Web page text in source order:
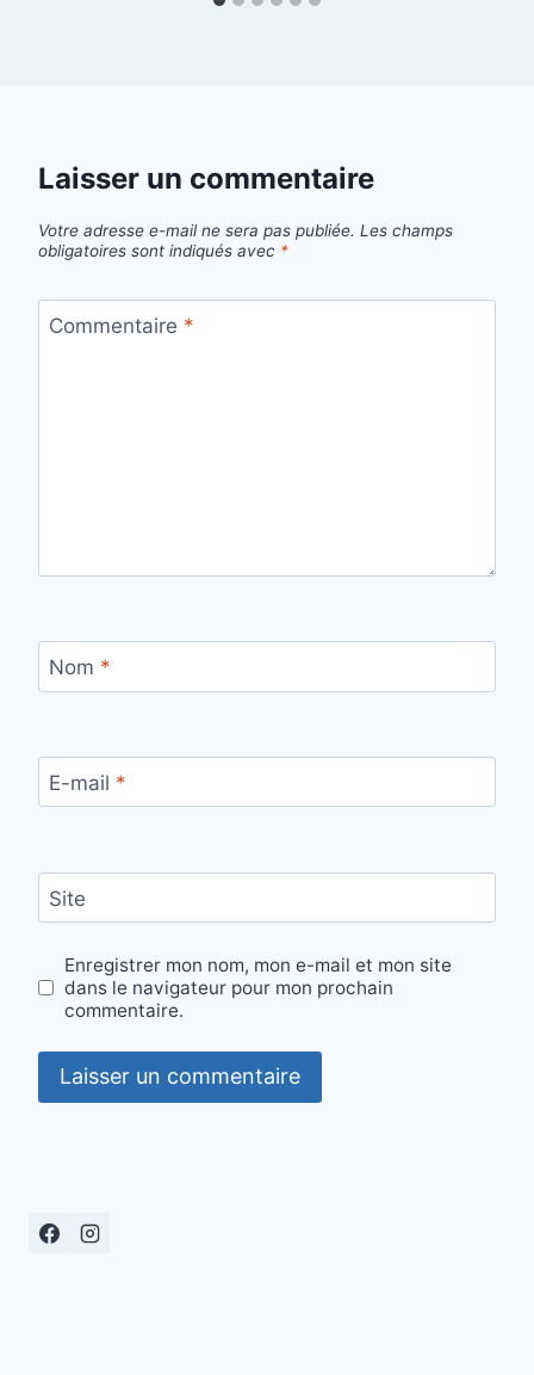
Laisser un commentaire
Votre adresse e-mail ne sera pas publiée. Les champs
obligatoires sont indiqués avec *
Commentaire *
Nom *
E-mail *
Site
Enregistrer mon nom, mon e-mail et mon site
dans le navigateur pour mon prochain
commentaire.